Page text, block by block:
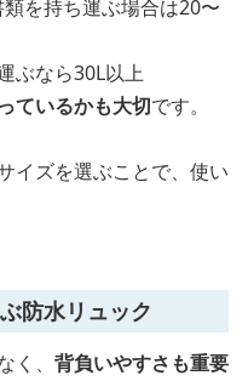
類を持ち運ぶ場合は20〜
ぶなら30L以上
ているかも大切です。
イズを選ぶことで、使い
防水リュック
、 背負いやすさも重要